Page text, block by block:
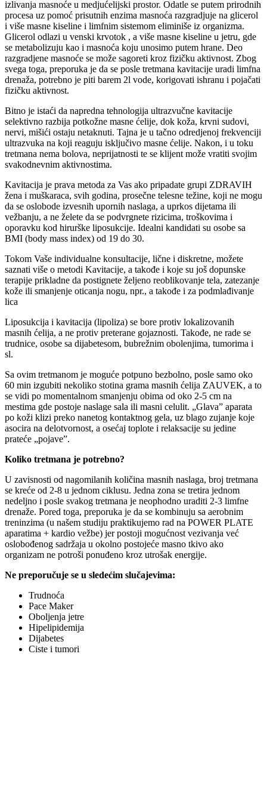
izlivanja masnoće u medjućelijski prostor. Odatle se putem prirodnih
procesa uz pomoć prisutnih enzima masnoća razgradjuje na glicerol
i više masne kiseline i limfnim sistemom eliminiše iz organizma.
Glicerol odlazi u venski krvotok , a više masne kiseline u jetru, gde
se metabolizuju kao i masnoća koju unosimo putem hrane. Deo
razgradjene masnoće se može sagoreti kroz fizičku aktivnost. Zbog
svega toga, preporuka je da se posle tretmana kavitacije uradi limfna
drenaža, potrebno je piti barem 2l vode, korigovati ishranu i pojačati
fizičku aktivnost.
Bitno je istaći da napredna tehnologija ultrazvučne kavitacije
selektivno razbija potkožne masne ćelije, dok koža, krvni sudovi,
nervi, mišići ostaju netaknuti. Tajna je u tačno odredjenoj frekvenciji
ultrazvuka na koji reaguju isključivo masne ćelije. Nakon, i u toku
tretmana nema bolova, neprijatnosti te se klijent može vratiti svojim
svakodnevnim aktivnostima.
Kavitacija je prava metoda za Vas ako pripadate grupi ZDRAVIH
žena i muškaraca, svih godina, prosečne telesne težine, koji ne mogu
da se oslobode izvesnih upornih naslaga, a uprkos dijetama ili
vežbanju, a ne želete da se podvrgnete rizicima, troškovima i
oporavku kod hirurške liposukcije. Idealni kandidati su osobe sa
BMI (body mass index) od 19 do 30.
Tokom Vaše individualne konsultacije, lične i diskretne, možete
saznati više o metodi Kavitacije, a takođe i koje su još dopunske
terapije prikladne da postignete željeno reoblikovanje tela, zatezanje
kože ili smanjenje oticanja nogu, npr., a takođe i za podmlađivanje
lica
Liposukcija i kavitacija (lipoliza) se bore protiv lokalizovanih
masnih ćelija, a ne protiv preterane gojaznosti. Takođe, ne rade se
trudnice, osobe sa dijabetesom, bubrežnim obolenjima, tumorima i
sl.
Sa ovim tretmanom je moguće potpuno bezbolno, posle samo oko
60 min izgubiti nekoliko stotina grama masnih ćelija ZAUVEK, a to
se vidi po momentalnom smanjenju obima od oko 2-5 cm na
mestima gde postoje naslage sala ili masni celulit. „Glava” aparata
po koži klizi preko nanetog kontaktnog gela, uz blago zujanje koje
asocira na delotvornost, a osećaj toplote i relaksacije su jedine
prateće „pojave”.
Koliko tretmana je potrebno?
U zavisnosti od nagomilanih količina masnih naslaga, broj tretmana
se kreće od 2-8 u jednom ciklusu. Jedna zona se tretira jednom
nedeljno i posle svakog tretmana je neophodno uraditi 2-3 limfne
drenaže. Pored toga, preporuka je da se kombinuju sa aerobnim
treninzima (u našem studiju praktikujemo rad na POWER PLATE
aparatima + kardio vežbe) jer postoji mogućnost vezivanja već
oslobođenog sadržaja u okolno postojeće masno tkivo ako
organizam ne potroši ponuđeno kroz utrošak energije.
Ne preporučuje se u sledećim slučajevima:
Trudnoća
Pace Maker
Oboljenja jetre
Hipelipidemija
Dijabetes
Ciste i tumori